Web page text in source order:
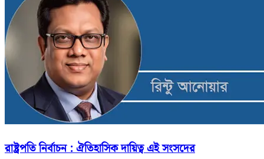
রাষ্ট্রপতি নির্বাচন : ঐতিহাসিক দায়িত্ব এই সংসদের